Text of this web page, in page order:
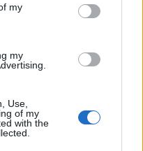
my
my
Use,
of my
with the
fra